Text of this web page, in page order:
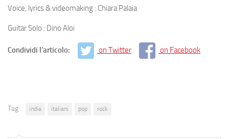
Voice, lyrics & videomaking : Chiara Palaia
Guitar Solo : Dino Aloi
Condividi l'articolo: on Twitter on Facebook
Tag: indie italiani pop rock